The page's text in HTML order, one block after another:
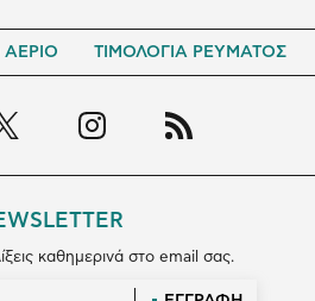
ΤΙΜΟΛΟΓΙΑ ΡΕΥΜΑΤΟΣ
καθημερινά στο email σας.